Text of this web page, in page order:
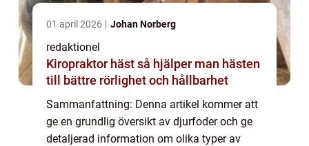
01 april 2026 Johan Norberg
redaktionel
Kiropraktor häst så hjälper man hästen
till bättre rörlighet och hållbarhet
Sammanfattning: Denna artikel kommer att
ge en grundlig översikt av djurfoder och ge
detaljerad information om olika typer av